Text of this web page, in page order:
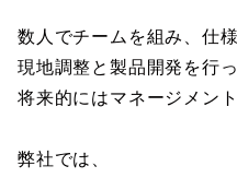
数人でチームを組み、仕
現地調整と製品開発を行
将来的にはマネージメン
弊社では、